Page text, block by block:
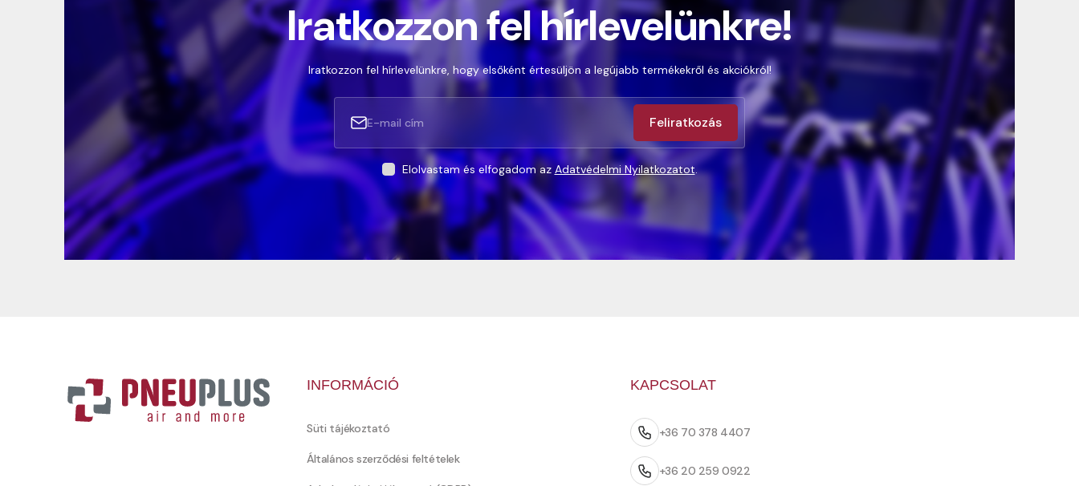
Iratkozzon fel hírlevelünkre!
Iratkozzon fel hírlevelünkre, hogy elsőként értesüljön a legújabb termékekről és akciókról!
Feliratkozás
Elolvastam és elfogadom azAdatvédelmi Nyilatkozatot.
INFORMÁCIÓ
Süti tájékoztató
Általános szerződési feltételek
KAPCSOLAT
+36 70 378 4407
+36 20 259 0922